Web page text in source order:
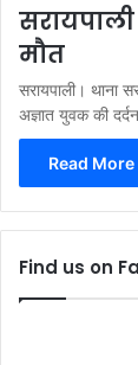
मौत
सरायपाली। थाना
अज्ञात युवक की
Read More
Find us on